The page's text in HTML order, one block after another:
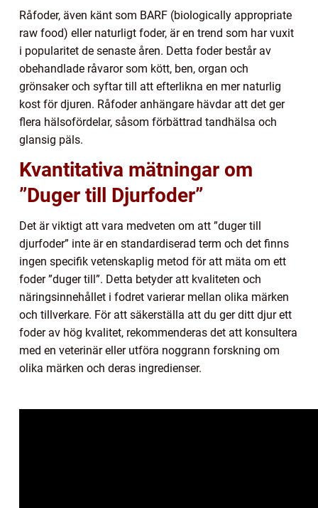
Råfoder, även känt som BARF (biologically appropriate
raw food) eller naturligt foder, är en trend som har vuxit
i popularitet de senaste åren. Detta foder består av
obehandlade råvaror som kött, ben, organ och
grönsaker och syftar till att efterlikna en mer naturlig
kost för djuren. Råfoder anhängare hävdar att det ger
flera hälsofördelar, såsom förbättrad tandhälsa och
glansig päls.
Kvantitativa mätningar om
”Duger till Djurfoder”
Det är viktigt att vara medveten om att ”duger till
djurfoder” inte är en standardiserad term och det finns
ingen specifik vetenskaplig metod för att mäta om ett
foder ”duger till”. Detta betyder att kvaliteten och
näringsinnehållet i fodret varierar mellan olika märken
och tillverkare. För att säkerställa att du ger ditt djur ett
foder av hög kvalitet, rekommenderas det att konsultera
med en veterinär eller utföra noggrann forskning om
olika märken och deras ingredienser.